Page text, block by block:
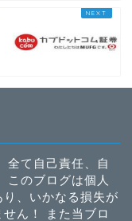
全て自己責任、自
このブログは個人
、いかなる損失が
ん！ また当ブロ